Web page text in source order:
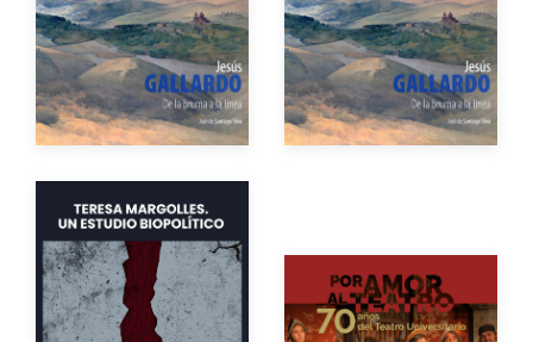
Año de edición
Impreso $450.00
Año de edición
Impreso $600.00
Autor
Autor